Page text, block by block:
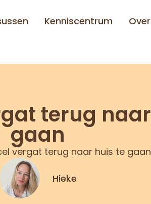
Kenniscentrum
terug
gaan
vergat terug naar huis te gaan
Hieke